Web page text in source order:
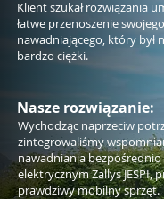
Klient szukał rozwiązania
łatwe przenoszenie
nawadniającego, który był
bardzo ciężki.
Nasze rozwiązanie:
Wychodząc naprzeciw
zintegrowaliśmy
nawadniania bezpośrednio
elektrycznym Zallys JESPI,
prawdziwy mobilny sprzęt.